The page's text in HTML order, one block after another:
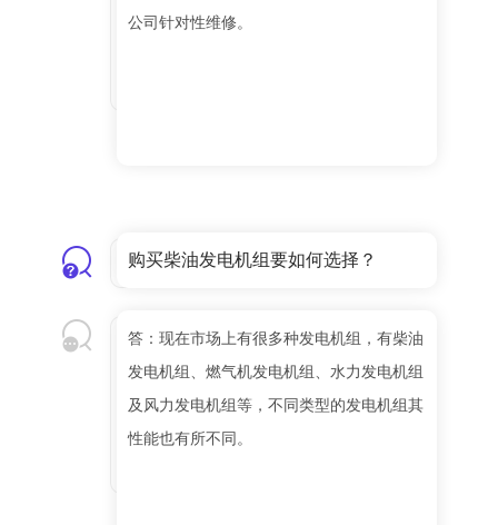
公司针对性维修。
购买柴油发电机组要如何选择？
答：现在市场上有很多种发电机组，有柴油
发电机组、燃气机发电机组、水力发电机组
及风力发电机组等，不同类型的发电机组其
性能也有所不同。